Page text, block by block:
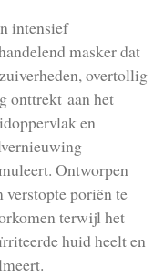
intensief
masker dat
overtollig
onttrekt aan het
en
Ontworpen
verstopte poriën te
terwijl het
huid heelt en